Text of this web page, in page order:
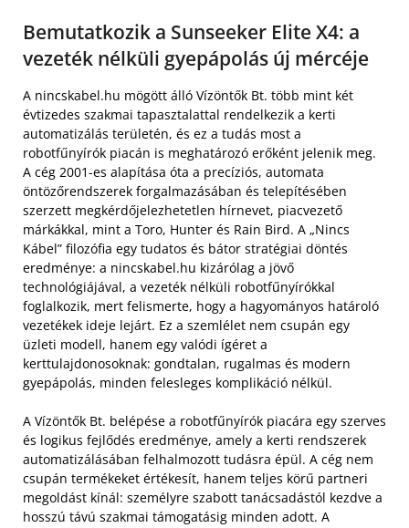
Bemutatkozik a Sunseeker Elite X4: a
vezeték nélküli gyepápolás új mércéje
A nincskabel.hu mögött álló Vízöntők Bt. több mint két
évtizedes szakmai tapasztalattal rendelkezik a kerti
automatizálás területén, és ez a tudás most a
robotfűnyírók piacán is meghatározó erőként jelenik meg.
A cég 2001-es alapítása óta a precíziós, automata
öntözőrendszerek forgalmazásában és telepítésében
szerzett megkérdőjelezhetetlen hírnevet, piacvezető
márkákkal, mint a Toro, Hunter és Rain Bird. A „Nincs
Kábel” filozófia egy tudatos és bátor stratégiai döntés
eredménye: a nincskabel.hu kizárólag a jövő
technológiájával, a vezeték nélküli robotfűnyírókkal
foglalkozik, mert felismerte, hogy a hagyományos határoló
vezetékek ideje lejárt. Ez a szemlélet nem csupán egy
üzleti modell, hanem egy valódi ígéret a
kerttulajdonosoknak: gondtalan, rugalmas és modern
gyepápolás, minden felesleges komplikáció nélkül.
A Vízöntők Bt. belépése a robotfűnyírók piacára egy szerves
és logikus fejlődés eredménye, amely a kerti rendszerek
automatizálásában felhalmozott tudásra épül. A cég nem
csupán termékeket értékesít, hanem teljes körű partneri
megoldást kínál: személyre szabott tanácsadástól kezdve a
hosszú távú szakmai támogatásig minden adott. A